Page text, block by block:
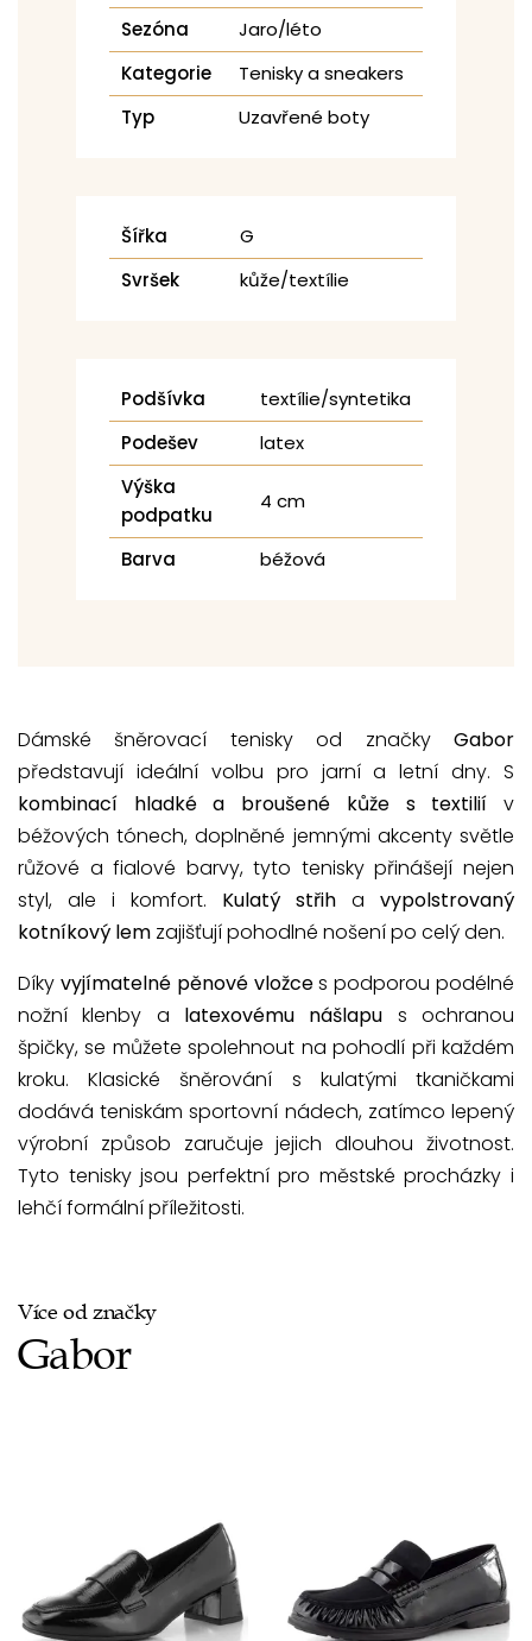
Sezóna
Jaro/léto
Kategorie
Tenisky a sneakers
Typ
Uzavřené boty
Šířka
G
Svršek
kůže/textílie
Podšívka
textílie/syntetika
Podešev
latex
Výška
podpatku
4 cm
Barva béžová
Dámské šněrovací tenisky od značky Gabor
představují ideální volbu pro jarní a letní dny. S
kombinací hladké a broušené kůže s textilií v
béžových tónech, doplněné jemnými akcenty světle
růžové a fialové barvy, tyto tenisky přinášejí nejen
styl, ale i komfort. Kulatý střih a vypolstrovaný
kotníkový lem zajišťují pohodlné nošení po celý den.
Díky vyjímatelné pěnové vložces podporou podélné
nožní klenby a latexovému nášlapu s ochranou
špičky, se můžete spolehnout na pohodlí při každém
kroku. Klasické šněrování s kulatými tkaničkami
dodává teniskám sportovní nádech, zatímco lepený
výrobní způsob zaručuje jejich dlouhou životnost.
Tyto tenisky jsou perfektní pro městské procházky i
lehčí formální příležitosti.
Více od značky
Gabor